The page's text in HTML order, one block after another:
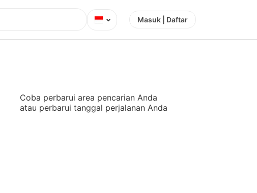
⌄ Masuk | Daftar
Coba perbarui area pencarian Anda
atau perbarui tanggal perjalanan Anda